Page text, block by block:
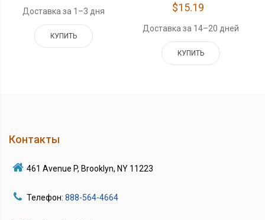
Доставка за 1–3 дня
КУПИТЬ
$15.19
Доставка за 14–20 дней
КУПИТЬ
Контакты
461 Avenue P, Brooklyn, NY 11223
Телефон: 888-564-4664